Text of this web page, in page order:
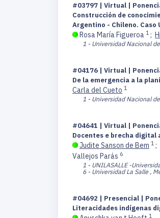
#03797 | Virtual |
Construcción de
Argentino - Chileno. Caso
Rosa María Figueroa 1 ;
1 - Universidad Nacional
#04176 | Virtual |
De la emergencia a la
Carla del Cueto 1
1 - Universidad Nacional
#04641 | Virtual |
Docentes e brecha digital
Judite Sanson de Bem 1 ;
Vallejos Parás 6
1 - UNILASALLE -
6 - Universidad La Salle ,
#04692 | Presencial |
Literacidades indígenas
1